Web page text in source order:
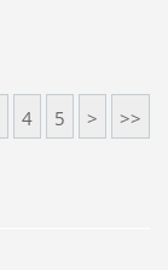
4 5 > >>